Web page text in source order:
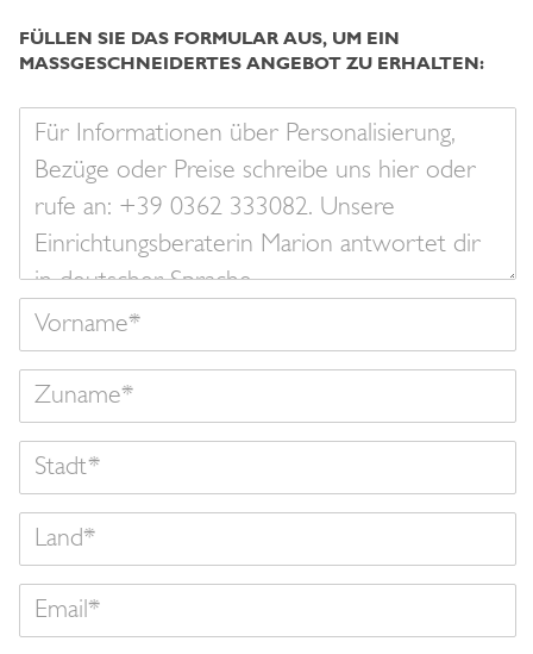
FÜLLEN SIE DAS FORMULAR AUS, UM EIN
MASSGESCHNEIDERTES ANGEBOT ZU ERHALTEN:
Nachricht